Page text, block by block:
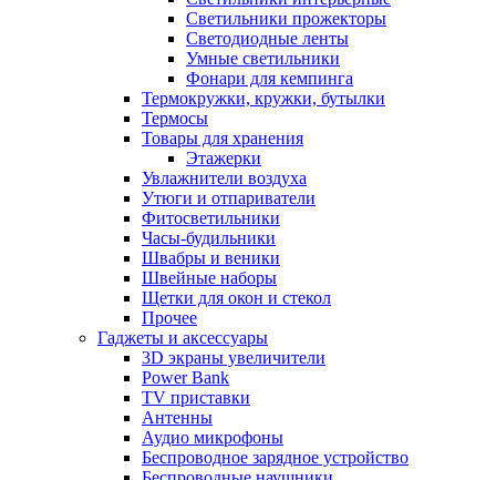
Светильники прожекторы
Светодиодные ленты
Умные светильники
Фонари для кемпинга
Термокружки, кружки, бутылки
Термосы
Товары для хранения
Этажерки
Увлажнители воздуха
Утюги и отпариватели
Фитосветильники
Часы-будильники
Швабры и веники
Швейные наборы
Щетки для окон и стекол
Прочее
Гаджеты и аксессуары
3D экраны увеличители
Power Bank
TV приставки
Антенны
Аудио микрофоны
Беспроводное зарядное устройство